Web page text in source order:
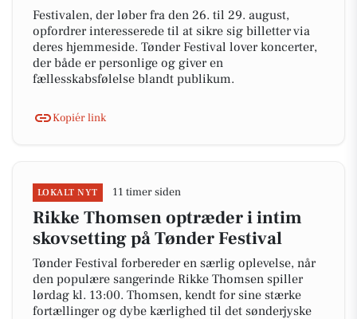
Festivalen, der løber fra den 26. til 29. august,
opfordrer interesserede til at sikre sig billetter via
deres hjemmeside. Tønder Festival lover koncerter,
der både er personlige og giver en
fællesskabsfølelse blandt publikum.
Kopiér link
LOKALT NYT 11 timer siden
Rikke Thomsen optræder i intim
skovsetting på Tønder Festival
Tønder Festival forbereder en særlig oplevelse, når
den populære sangerinde Rikke Thomsen spiller
lørdag kl. 13:00. Thomsen, kendt for sine stærke
fortællinger og dybe kærlighed til det sønderjyske